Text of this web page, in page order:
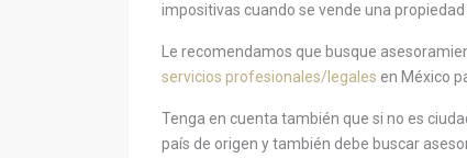
impositivas cuando se vende una propiedad
Le recomendamos que busque
servicios profesionales/legales en México
Tenga en cuenta también que si no es
país de origen y también debe buscar